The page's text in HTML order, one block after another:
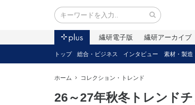
繊研電子版 繊研アーカイブ
トップ 総合・ビジネス インタビュー 素材・製造
ホーム コレクション・トレンド
26～27年秋冬トレンド